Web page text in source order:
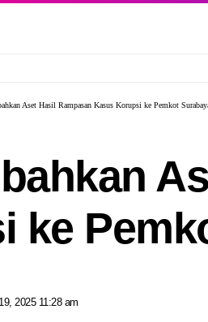
Aset Hasil Rampasan Kasus Korupsi ke Pemkot
ke
2025 11:28 am